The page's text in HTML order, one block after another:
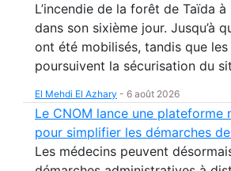
L’incendie de la forêt de Taïda
dans son sixième jour. Jusqu’à
ont été mobilisés, tandis que
poursuivent la sécurisation du
El Mehdi El Azhary - 6 août 2026
Le CNOM lance une plateforme
pour simplifier les démarches
Les médecins peuvent